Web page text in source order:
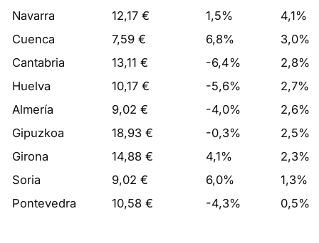
Navarra
12,17 € 1,5%
4,1%
Cuenca
7,59 € 6,8%
3,0%
Cantabria
13,11 € -6,4%
2,8%
Huelva
10,17 € -5,6%
2,7%
Almería
9,02 € -4,0%
2,6%
Gipuzkoa
18,93 € -0,3%
2,5%
Girona
14,88 € 4,1%
2,3%
Soria
9,02 € 6,0%
1,3%
Pontevedra
10,58 € -4,3% 0,5%